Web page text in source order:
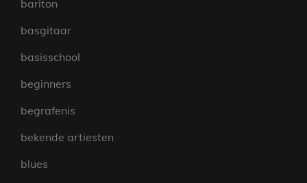
bariton
basgitaar
basisschool
beginners
begrafenis
bekende artiesten
blues